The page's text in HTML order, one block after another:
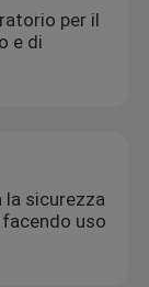
per il
e di
sicurezza
uso